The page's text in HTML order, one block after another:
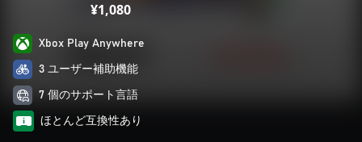
¥1,080
Xbox Play Anywhere
3 ユーザー補助機能
7 個のサポート言語
ほとんど互換性あり